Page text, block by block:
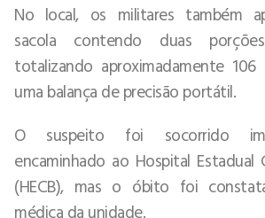
No local, os militares também
sacola contendo duas
totalizando aproximadamente
uma balança de precisão portátil.
O suspeito foi socorrido
encaminhado ao Hospital Estadual
(HECB), mas o óbito foi
médica da unidade.